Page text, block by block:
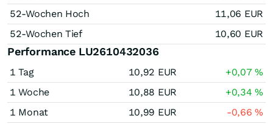
52-Wochen Hoch
11,06 EUR
52-Wochen Tief
10,60 EUR
Performance LU2610432036
1 Tag 10,92 EUR +0,07%
1 Woche
10,88 EUR +0,34%
1 Monat
10,99 EUR -0,66%